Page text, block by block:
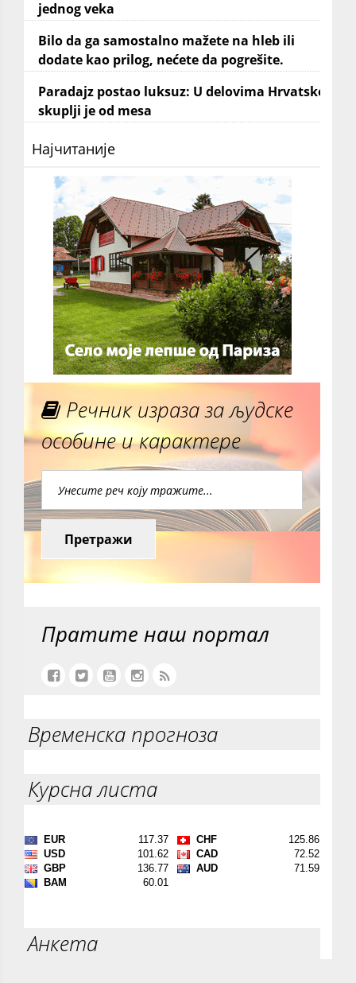
jednog veka
Bilo da ga samostalno mažete na hleb ili
dodate kao prilog, nećete da pogrešite.
Paradajz postao luksuz: U delovima Hrvatske
skuplji je od mesa
Најчитаније
Речник израза за људске
особине и карактере
Претражи
Пратите наш портал
Временска прогноза
Курсна листа
Анкета